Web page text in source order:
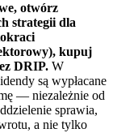
otwórz
strategii dla
kupuj
DRIP. W
są wypłacane
— niezależnie od
sprawia,
a nie tylko